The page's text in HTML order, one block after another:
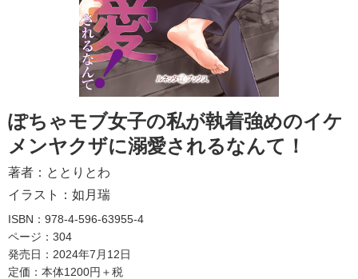
ぽちゃモブ女子の私が執着強めのイケ
メンヤクザに溺愛されるなんて！
著者： ととりとわ
イラスト： 如月瑞
ISBN：978-4-596-63955-4
ページ：304
発売日：2024年7月12日
定価：本体1200円＋税